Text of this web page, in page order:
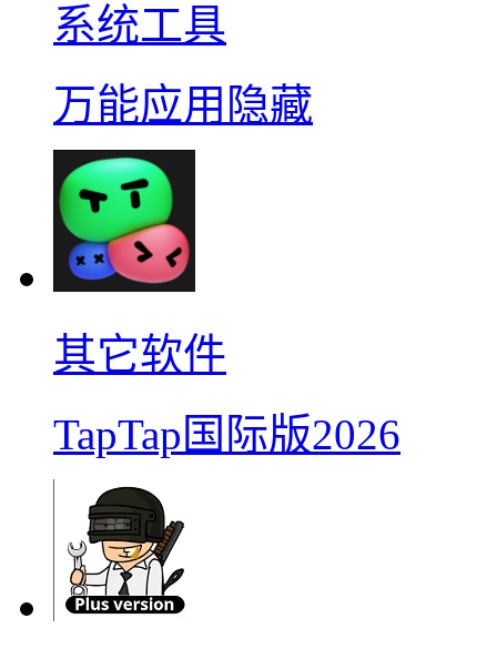
系统工具
万能应用隐藏
其它软件
TapTap国际版2026